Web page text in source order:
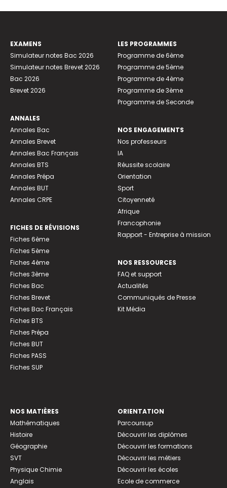
EXAMENS
Simulateur notes Bac 2026
Simulateur notes Brevet 2026
Bac 2026
Brevet 2026
ANNALES
Annales Bac
Annales Brevet
Annales Bac Français
Annales BTS
Annales Prépa
Annales BUT
Annales CRPE
FICHES DE RÉVISIONS
Fiches 6ème
Fiches 5ème
Fiches 4ème
Fiches 3ème
Fiches Bac
Fiches Brevet
Fiches Bac Français
Fiches BTS
Fiches Prépa
Fiches BUT
Fiches PASS
Fiches SUP
LES PROGRAMMES
Programme de 6ème
Programme de 5ème
Programme de 4ème
Programme de 3ème
Programme de Seconde
NOS ENGAGEMENTS
Nos professeurs
IA
Réussite scolaire
Orientation
Sport
Citoyenneté
Afrique
Francophonie
Rapport - Entreprise à mission
NOS RESSOURCES
FAQ et support
Actualités
Communiqués de Presse
Kit Média
NOS MATIÈRES
Mathématiques
Histoire
Géographie
SVT
Physique Chimie
Anglais
ORIENTATION
Parcoursup
Découvrir les diplômes
Découvrir les formations
Découvrir les métiers
Découvrir les écoles
Ecole de commerce